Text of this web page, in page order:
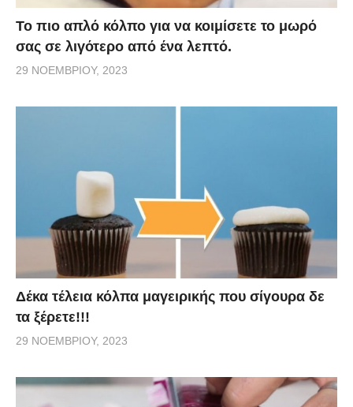
Το πιο απλό κόλπο για να κοιμίσετε το μωρό
σας σε λιγότερο από ένα λεπτό.
29 ΝΟΕΜΒΡΊΟΥ, 2023
Δέκα τέλεια κόλπα μαγειρικής που σίγουρα δε
τα ξέρετε!!!
29 ΝΟΕΜΒΡΊΟΥ, 2023